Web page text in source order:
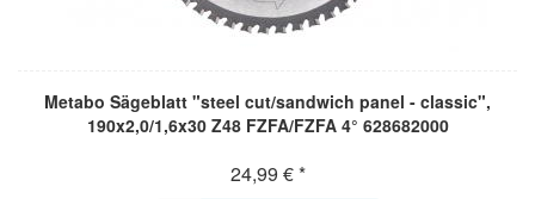
Metabo Sägeblatt "steel cut/sandwich panel - classic",
190x2,0/1,6x30 Z48 FZFA/FZFA 4° 628682000
24,99 € *